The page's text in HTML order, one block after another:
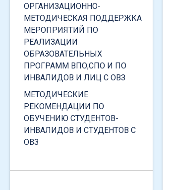
ЗАЩИТЫ
СОЦИАЛЬНАЯ СТИПЕНДИЯ
ПОВЫШЕННАЯ СОЦИАЛЬНАЯ
СТИПЕНДИЯ
МАТЕРИАЛЬНАЯ ПОДДЕРЖКА
КОНТАКТЫ, ОБРАТНАЯ СВЯЗЬ
ОРГАНИЗАЦИОННО-
МЕТОДИЧЕСКАЯ ПОДДЕРЖКА
МЕРОПРИЯТИЙ ПО
РЕАЛИЗАЦИИ
ОБРАЗОВАТЕЛЬНЫХ
ПРОГРАММ ВПО,СПО И ПО
ИНВАЛИДОВ И ЛИЦ С ОВЗ
МЕТОДИЧЕСКИЕ
РЕКОМЕНДАЦИИ ПО
ОБУЧЕНИЮ СТУДЕНТОВ-
ИНВАЛИДОВ И СТУДЕНТОВ С
ОВЗ